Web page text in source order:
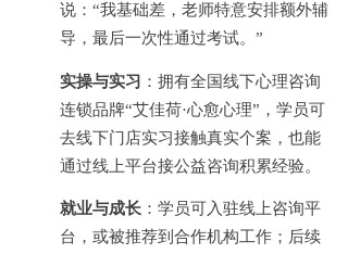
说： “我基础差，老师特意安排额外辅
导，最后一次性通过考试。”
实操与实习 ：拥有全国线下心理咨询
连锁品牌“艾佳荷·心愈心理”，学员可
去线下门店实习接触真实个案，也能
通过线上平台接公益咨询积累经验。
就业与成长 ：学员可入驻线上咨询平
台，或被推荐到合作机构工作；后续